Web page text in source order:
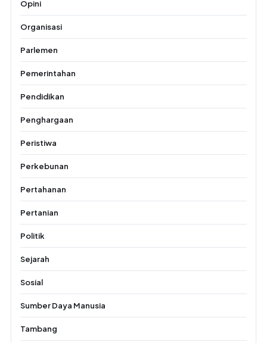
Opini
Organisasi
Parlemen
Pemerintahan
Pendidikan
Penghargaan
Peristiwa
Perkebunan
Pertahanan
Pertanian
Politik
Sejarah
Sosial
Sumber Daya Manusia
Tambang